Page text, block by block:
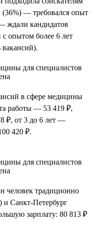
(36%) — требовался опыт
ждали кандидатов
с опытом более 6 лет
вакансий).
в сфере медицины
работы — 53 419 ₽,
₽, от 3 до 6 лет —
420 ₽.
человек традиционно
и Санкт-Петербург
зарплату: 80 813 ₽